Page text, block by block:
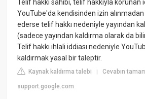
Telif hakkı sahibi, telif hakkıyla korunan
YouTube'da kendisinden izin alınmadan
ederse telif hakkı nedeniyle yayından
(sadece yayından kaldırma olarak da
Telif hakkı ihlali iddiası nedeniyle
kaldırmak yasal bir taleptir.
Kaynak kaldırma talebi |Cevabın
support.google.com